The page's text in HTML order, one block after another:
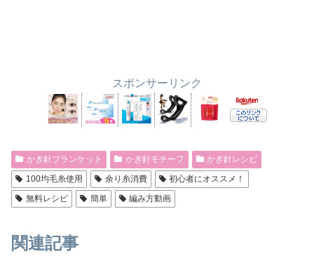
スポンサーリンク
かぎ針ブランケット かぎ針モチーフ
かぎ針レシピ
100均毛糸使用
余り糸消費
初心者にオススメ！
無料レシピ
簡単 編み方動画
関連記事